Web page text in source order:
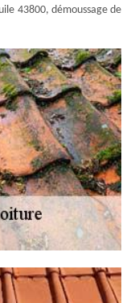
43800, démoussage de